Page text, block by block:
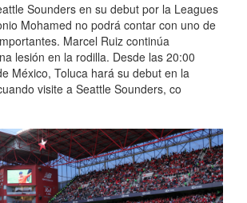
Sounders en su debut por la Leagues
Mohamed no podrá contar con uno de
Marcel Ruiz continúa
lesión en la rodilla. Desde las 20:00
México, Toluca hará su debut en la
visite a Seattle Sounders, co